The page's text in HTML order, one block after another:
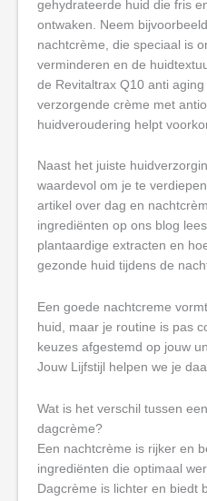
gehydrateerde huid die fris
ontwaken. Neem
nachtcrème, die speciaal is
verminderen en de
de Revitaltrax Q10 anti
verzorgende crème met
huidveroudering helpt
Naast het juiste
waardevol om je te
artikel over dag en
ingrediënten op ons blog
plantaardige extracten en
gezonde huid tijdens de
Een goede nachtcreme
huid, maar je routine is pas
keuzes afgestemd op jouw
Jouw Lijfstijl helpen we je
Wat is het verschil tussen
dagcrème?
Een nachtcrème is rijker en
ingrediënten die optimaal
Dagcrème is lichter en biedt